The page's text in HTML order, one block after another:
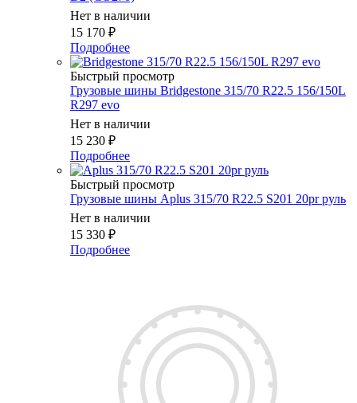
Нет в наличии
15 170 ₽
Подробнее
Быстрый просмотр
Грузовые шины Bridgestone 315/70 R22.5 156/150L
R297 evo
Нет в наличии
15 230 ₽
Подробнее
Быстрый просмотр
Грузовые шины Aplus 315/70 R22.5 S201 20pr руль
Нет в наличии
15 330 ₽
Подробнее